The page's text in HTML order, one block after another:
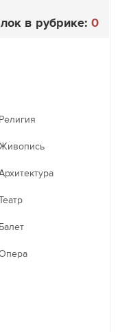
в рубрике: 0
Религия
Театр
Балет